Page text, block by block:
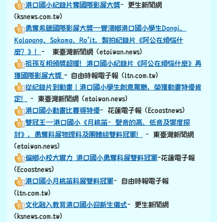
港口國小紀錄片奪國際影展大獎–更生新聞網
(ksnews.com.tw)
勇奪希臘國際影展大獎—豐濱鄉港口國小學生Dongi、
Kalapang、Sakoma、Ro’it，製拍紀錄片《阿公在煩惱什
麼？》！ – 東臺灣新聞網 (etaiwan.news)
祖孫互相頒獎超暖！港口國小紀錄片《阿公在煩惱什麼》再
獲國際影展大獎 - 自由時報電子報 (ltn.com.tw)
從紀錄片到動畫｜港口國小學生創意驚艷，榮獲動畫特優肯
定！
–東臺灣新聞網 (etaiwan.news)
港口國小動畫比賽得特優–花蓮電子報 (Ecoastnews)
雙冠王—港口國小《月桃笛–聲音的高、低音及響度探
討》，勇奪科展物理科及團體組雙料冠軍！
–東臺灣新聞網
(etaiwan.news)
偏鄉小校大實力 港口國小勇奪科展雙料冠軍-花蓮電子報
(Ecoastnews)
港口國小月桃笛科展雙料冠軍–自由時報電子報
(ltn.com.tw)
文化融入教育港口國小迎新生儀式–更生新聞網
(ksnews.com.tw)